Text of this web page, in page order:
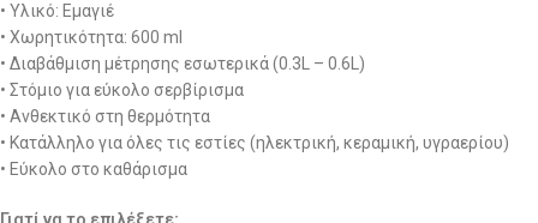
• Υλικό: Εμαγιέ
• Χωρητικότητα: 600 ml
• Διαβάθμιση μέτρησης εσωτερικά (0.3L – 0.6L)
• Στόμιο για εύκολο σερβίρισμα
• Ανθεκτικό στη θερμότητα
• Κατάλληλο για όλες τις εστίες (ηλεκτρική, κεραμική, υγραερίου)
• Εύκολο στο καθάρισμα